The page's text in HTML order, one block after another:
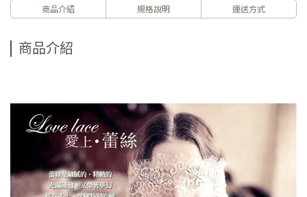
商品介紹 規格說明 運送方式
商品介紹